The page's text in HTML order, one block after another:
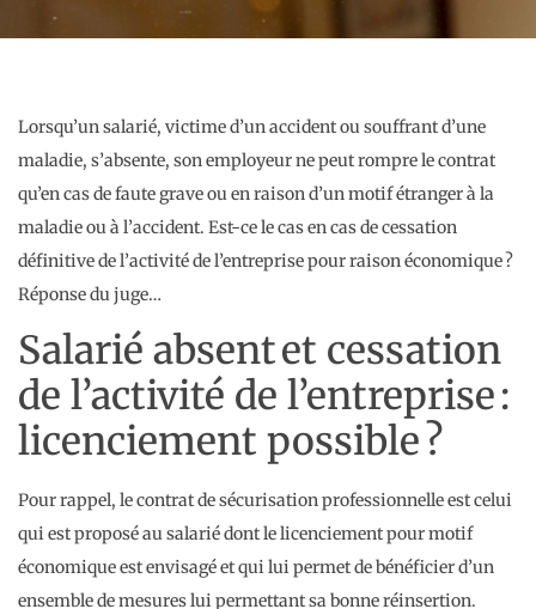
Lorsqu’un salarié, victime d’un accident ou souffrant d’une
maladie, s’absente, son employeur ne peut rompre le contrat
qu’en cas de faute grave ou en raison d’un motif étranger à la
maladie ou à l’accident. Est-ce le cas en cas de cessation
définitive de l’activité de l’entreprise pour raison économique ?
Réponse du juge…
Salarié absent et cessation
de l’activité de l’entreprise :
licenciement possible ?
Pour rappel, le contrat de sécurisation professionnelle est celui
qui est proposé au salarié dont le licenciement pour motif
économique est envisagé et qui lui permet de bénéficier d’un
ensemble de mesures lui permettant sa bonne réinsertion.